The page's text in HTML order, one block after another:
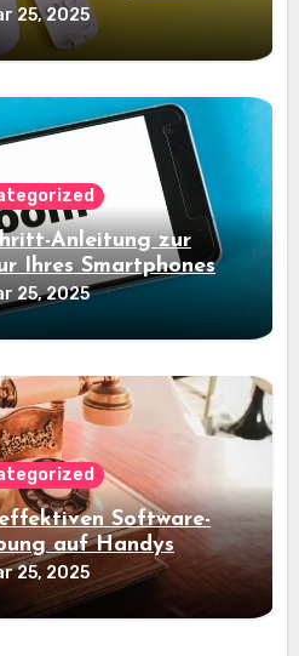
25, 2025
Anleitung zur
Ihres Smartphones
25, 2025
Software-
auf Handys
25, 2025